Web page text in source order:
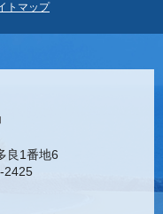
トマップ
良1番地6
2425